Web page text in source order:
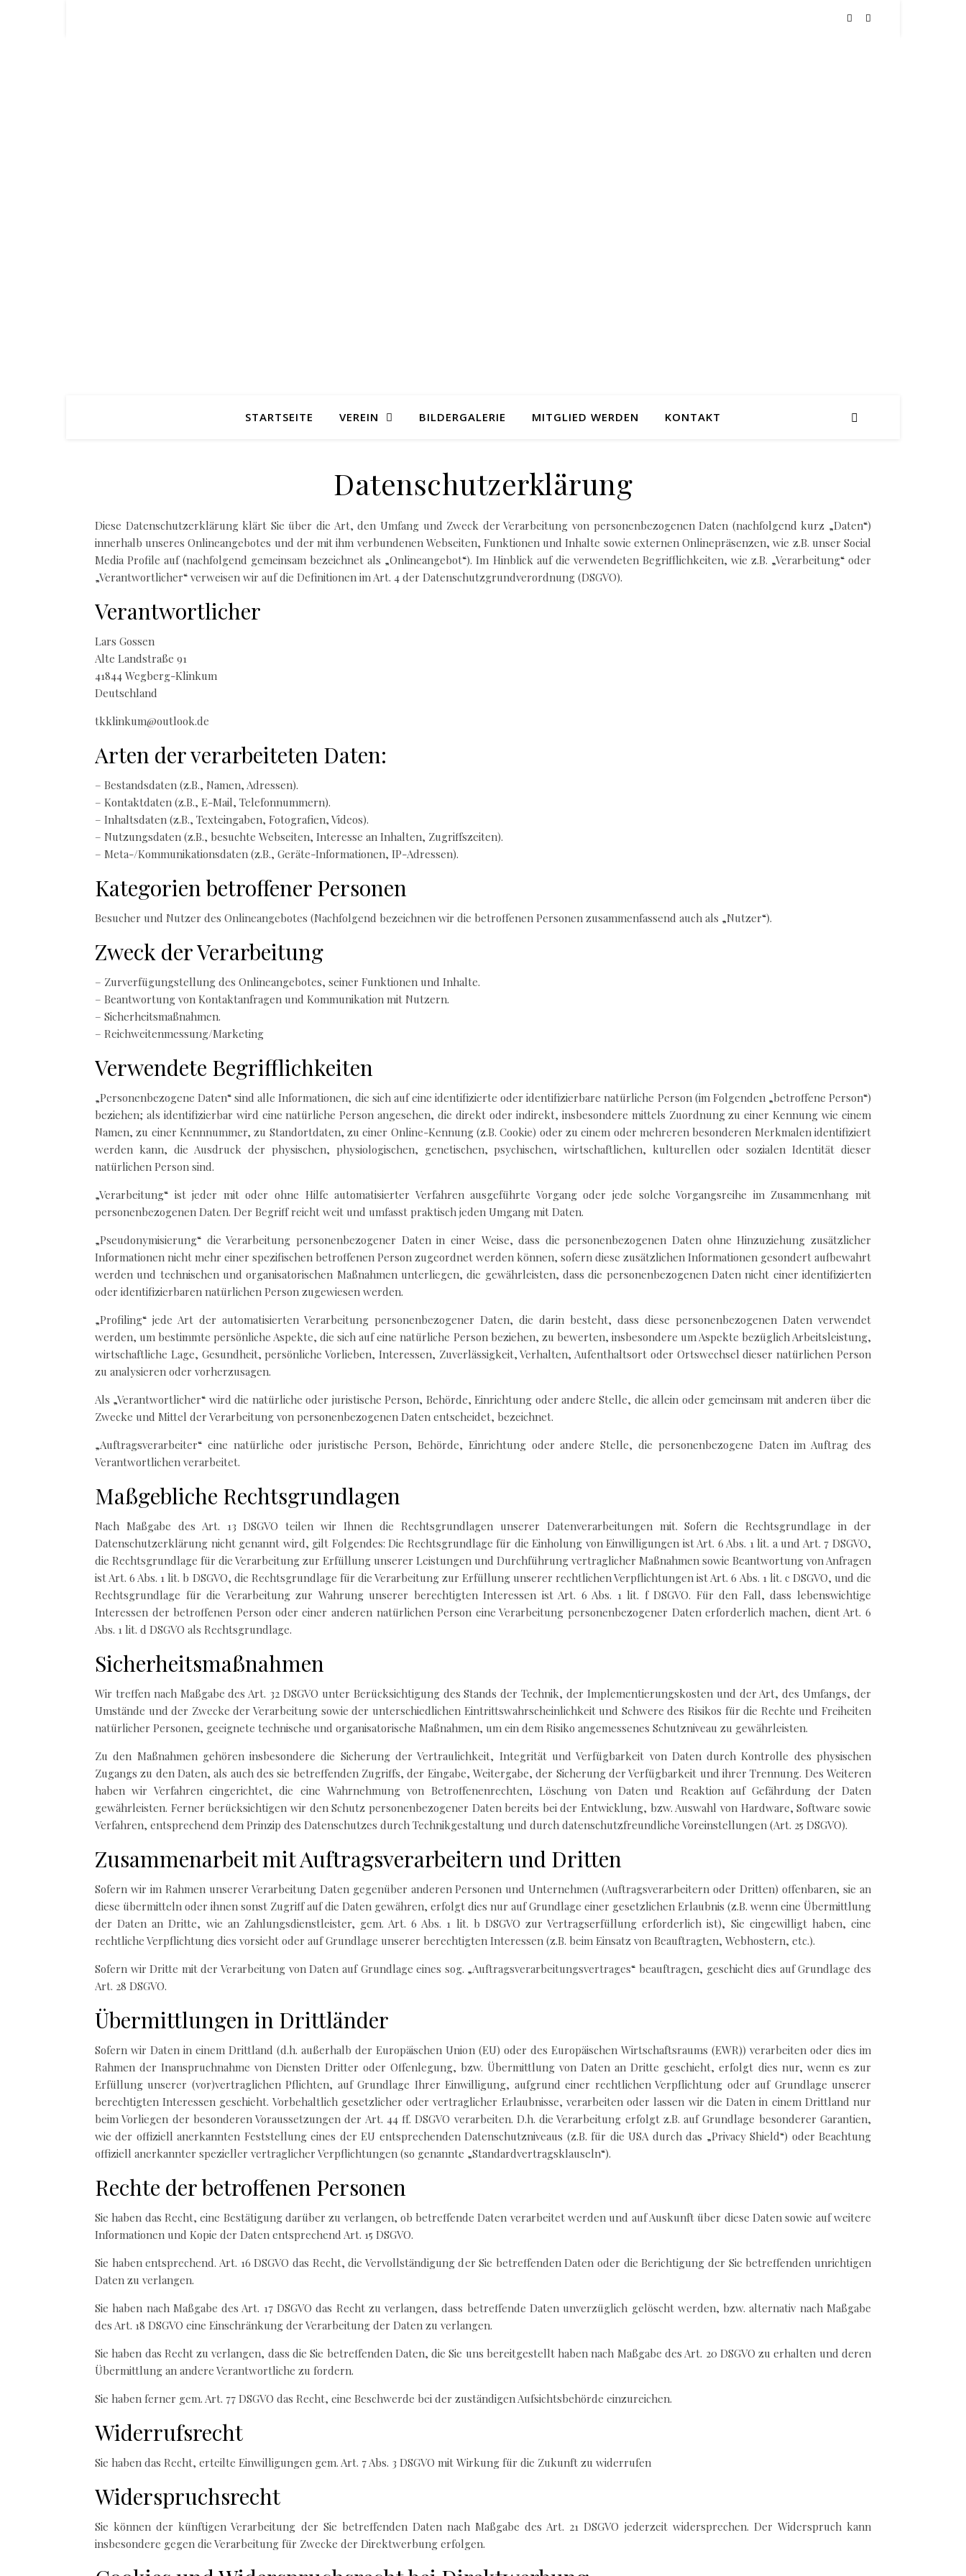
STARTSEITE VEREIN BILDERGALERIE MITGLIED WERDEN KONTAKT
Datenschutzerklärung
Diese Datenschutzerklärung klärt Sie über die Art, den Umfang und Zweck der Verarbeitung von personenbezogenen Daten (nachfolgend kurz „Daten“)
innerhalb unseres Onlineangebotes und der mit ihm verbundenen Webseiten, Funktionen und Inhalte sowie externen Onlinepräsenzen, wie z.B. unser Social
Media Profile auf (nachfolgend gemeinsam bezeichnet als „Onlineangebot“). Im Hinblick auf die verwendeten Begrifflichkeiten, wie z.B. „Verarbeitung“ oder
„Verantwortlicher“ verweisen wir auf die Definitionen im Art. 4 der Datenschutzgrundverordnung (DSGVO).
Verantwortlicher
Lars Gossen
Alte Landstraße 91
41844 Wegberg-Klinkum
Deutschland
tkklinkum@outlook.de
Arten der verarbeiteten Daten:
– Bestandsdaten (z.B., Namen, Adressen).
– Kontaktdaten (z.B., E-Mail, Telefonnummern).
– Inhaltsdaten (z.B., Texteingaben, Fotografien, Videos).
– Nutzungsdaten (z.B., besuchte Webseiten, Interesse an Inhalten, Zugriffszeiten).
– Meta-/Kommunikationsdaten (z.B., Geräte-Informationen, IP-Adressen).
Kategorien betroffener Personen
Besucher und Nutzer des Onlineangebotes (Nachfolgend bezeichnen wir die betroffenen Personen zusammenfassend auch als „Nutzer“).
Zweck der Verarbeitung
– Zurverfügungstellung des Onlineangebotes, seiner Funktionen und Inhalte.
– Beantwortung von Kontaktanfragen und Kommunikation mit Nutzern.
– Sicherheitsmaßnahmen.
– Reichweitenmessung/Marketing
Verwendete Begrifflichkeiten
„Personenbezogene Daten“ sind alle Informationen, die sich auf eine identifizierte oder identifizierbare natürliche Person (im Folgenden „betroffene Person“)
beziehen; als identifizierbar wird eine natürliche Person angesehen, die direkt oder indirekt, insbesondere mittels Zuordnung zu einer Kennung wie einem
Namen, zu einer Kennnummer, zu Standortdaten, zu einer Online-Kennung (z.B. Cookie) oder zu einem oder mehreren besonderen Merkmalen identifiziert
werden kann, die Ausdruck der physischen, physiologischen, genetischen, psychischen, wirtschaftlichen, kulturellen oder sozialen Identität dieser
natürlichen Person sind.
„Verarbeitung“ ist jeder mit oder ohne Hilfe automatisierter Verfahren ausgeführte Vorgang oder jede solche Vorgangsreihe im Zusammenhang mit
personenbezogenen Daten. Der Begriff reicht weit und umfasst praktisch jeden Umgang mit Daten.
„Pseudonymisierung“ die Verarbeitung personenbezogener Daten in einer Weise, dass die personenbezogenen Daten ohne Hinzuziehung zusätzlicher
Informationen nicht mehr einer spezifischen betroffenen Person zugeordnet werden können, sofern diese zusätzlichen Informationen gesondert aufbewahrt
werden und technischen und organisatorischen Maßnahmen unterliegen, die gewährleisten, dass die personenbezogenen Daten nicht einer identifizierten
oder identifizierbaren natürlichen Person zugewiesen werden.
„Profiling“ jede Art der automatisierten Verarbeitung personenbezogener Daten, die darin besteht, dass diese personenbezogenen Daten verwendet
werden, um bestimmte persönliche Aspekte, die sich auf eine natürliche Person beziehen, zu bewerten, insbesondere um Aspekte bezüglich Arbeitsleistung,
wirtschaftliche Lage, Gesundheit, persönliche Vorlieben, Interessen, Zuverlässigkeit, Verhalten, Aufenthaltsort oder Ortswechsel dieser natürlichen Person
zu analysieren oder vorherzusagen.
Als „Verantwortlicher“ wird die natürliche oder juristische Person, Behörde, Einrichtung oder andere Stelle, die allein oder gemeinsam mit anderen über die
Zwecke und Mittel der Verarbeitung von personenbezogenen Daten entscheidet, bezeichnet.
„Auftragsverarbeiter“ eine natürliche oder juristische Person, Behörde, Einrichtung oder andere Stelle, die personenbezogene Daten im Auftrag des
Verantwortlichen verarbeitet.
Maßgebliche Rechtsgrundlagen
Nach Maßgabe des Art. 13 DSGVO teilen wir Ihnen die Rechtsgrundlagen unserer Datenverarbeitungen mit. Sofern die Rechtsgrundlage in der
Datenschutzerklärung nicht genannt wird, gilt Folgendes: Die Rechtsgrundlage für die Einholung von Einwilligungen ist Art. 6 Abs. 1 lit. a und Art. 7 DSGVO,
die Rechtsgrundlage für die Verarbeitung zur Erfüllung unserer Leistungen und Durchführung vertraglicher Maßnahmen sowie Beantwortung von Anfragen
ist Art. 6 Abs. 1 lit. b DSGVO, die Rechtsgrundlage für die Verarbeitung zur Erfüllung unserer rechtlichen Verpflichtungen ist Art. 6 Abs. 1 lit. c DSGVO, und die
Rechtsgrundlage für die Verarbeitung zur Wahrung unserer berechtigten Interessen ist Art. 6 Abs. 1 lit. f DSGVO. Für den Fall, dass lebenswichtige
Interessen der betroffenen Person oder einer anderen natürlichen Person eine Verarbeitung personenbezogener Daten erforderlich machen, dient Art. 6
Abs. 1 lit. d DSGVO als Rechtsgrundlage.
Sicherheitsmaßnahmen
Wir treffen nach Maßgabe des Art. 32 DSGVO unter Berücksichtigung des Stands der Technik, der Implementierungskosten und der Art, des Umfangs, der
Umstände und der Zwecke der Verarbeitung sowie der unterschiedlichen Eintrittswahrscheinlichkeit und Schwere des Risikos für die Rechte und Freiheiten
natürlicher Personen, geeignete technische und organisatorische Maßnahmen, um ein dem Risiko angemessenes Schutzniveau zu gewährleisten.
Zu den Maßnahmen gehören insbesondere die Sicherung der Vertraulichkeit, Integrität und Verfügbarkeit von Daten durch Kontrolle des physischen
Zugangs zu den Daten, als auch des sie betreffenden Zugriffs, der Eingabe, Weitergabe, der Sicherung der Verfügbarkeit und ihrer Trennung. Des Weiteren
haben wir Verfahren eingerichtet, die eine Wahrnehmung von Betroffenenrechten, Löschung von Daten und Reaktion auf Gefährdung der Daten
gewährleisten. Ferner berücksichtigen wir den Schutz personenbezogener Daten bereits bei der Entwicklung, bzw. Auswahl von Hardware, Software sowie
Verfahren, entsprechend dem Prinzip des Datenschutzes durch Technikgestaltung und durch datenschutzfreundliche Voreinstellungen (Art. 25 DSGVO).
Zusammenarbeit mit Auftragsverarbeitern und Dritten
Sofern wir im Rahmen unserer Verarbeitung Daten gegenüber anderen Personen und Unternehmen (Auftragsverarbeitern oder Dritten) offenbaren, sie an
diese übermitteln oder ihnen sonst Zugriff auf die Daten gewähren, erfolgt dies nur auf Grundlage einer gesetzlichen Erlaubnis (z.B. wenn eine Übermittlung
der Daten an Dritte, wie an Zahlungsdienstleister, gem. Art. 6 Abs. 1 lit. b DSGVO zur Vertragserfüllung erforderlich ist), Sie eingewilligt haben, eine
rechtliche Verpflichtung dies vorsieht oder auf Grundlage unserer berechtigten Interessen (z.B. beim Einsatz von Beauftragten, Webhostern, etc.).
Sofern wir Dritte mit der Verarbeitung von Daten auf Grundlage eines sog. „Auftragsverarbeitungsvertrages“ beauftragen, geschieht dies auf Grundlage des
Art. 28 DSGVO.
Übermittlungen in Drittländer
Sofern wir Daten in einem Drittland (d.h. außerhalb der Europäischen Union (EU) oder des Europäischen Wirtschaftsraums (EWR)) verarbeiten oder dies im
Rahmen der Inanspruchnahme von Diensten Dritter oder Offenlegung, bzw. Übermittlung von Daten an Dritte geschieht, erfolgt dies nur, wenn es zur
Erfüllung unserer (vor)vertraglichen Pflichten, auf Grundlage Ihrer Einwilligung, aufgrund einer rechtlichen Verpflichtung oder auf Grundlage unserer
berechtigten Interessen geschieht. Vorbehaltlich gesetzlicher oder vertraglicher Erlaubnisse, verarbeiten oder lassen wir die Daten in einem Drittland nur
beim Vorliegen der besonderen Voraussetzungen der Art. 44 ff. DSGVO verarbeiten. D.h. die Verarbeitung erfolgt z.B. auf Grundlage besonderer Garantien,
wie der offiziell anerkannten Feststellung eines der EU entsprechenden Datenschutzniveaus (z.B. für die USA durch das „Privacy Shield“) oder Beachtung
offiziell anerkannter spezieller vertraglicher Verpflichtungen (so genannte „Standardvertragsklauseln“).
Rechte der betroffenen Personen
Sie haben das Recht, eine Bestätigung darüber zu verlangen, ob betreffende Daten verarbeitet werden und auf Auskunft über diese Daten sowie auf weitere
Informationen und Kopie der Daten entsprechend Art. 15 DSGVO.
Sie haben entsprechend. Art. 16 DSGVO das Recht, die Vervollständigung der Sie betreffenden Daten oder die Berichtigung der Sie betreffenden unrichtigen
Daten zu verlangen.
Sie haben nach Maßgabe des Art. 17 DSGVO das Recht zu verlangen, dass betreffende Daten unverzüglich gelöscht werden, bzw. alternativ nach Maßgabe
des Art. 18 DSGVO eine Einschränkung der Verarbeitung der Daten zu verlangen.
Sie haben das Recht zu verlangen, dass die Sie betreffenden Daten, die Sie uns bereitgestellt haben nach Maßgabe des Art. 20 DSGVO zu erhalten und deren
Übermittlung an andere Verantwortliche zu fordern.
Sie haben ferner gem. Art. 77 DSGVO das Recht, eine Beschwerde bei der zuständigen Aufsichtsbehörde einzureichen.
Widerrufsrecht
Sie haben das Recht, erteilte Einwilligungen gem. Art. 7 Abs. 3 DSGVO mit Wirkung für die Zukunft zu widerrufen
Widerspruchsrecht
Sie können der künftigen Verarbeitung der Sie betreffenden Daten nach Maßgabe des Art. 21 DSGVO jederzeit widersprechen. Der Widerspruch kann
insbesondere gegen die Verarbeitung für Zwecke der Direktwerbung erfolgen.